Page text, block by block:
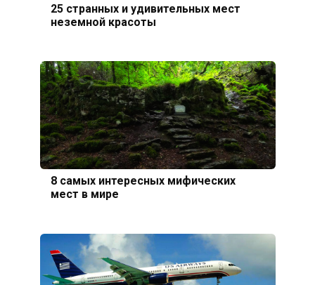
25 странных и удивительных мест
неземной красоты
8 самых интересных мифических
мест в мире